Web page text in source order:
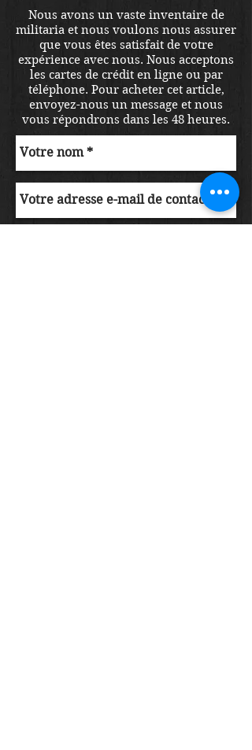
Nous avons un vaste inventaire de
militaria et nous voulons nous assurer
que vous êtes satisfait de votre
expérience avec nous. Nous acceptons
les cartes de crédit en ligne ou par
téléphone. Pour acheter cet article,
envoyez-nous un message et nous
vous répondrons dans les 48 heures.